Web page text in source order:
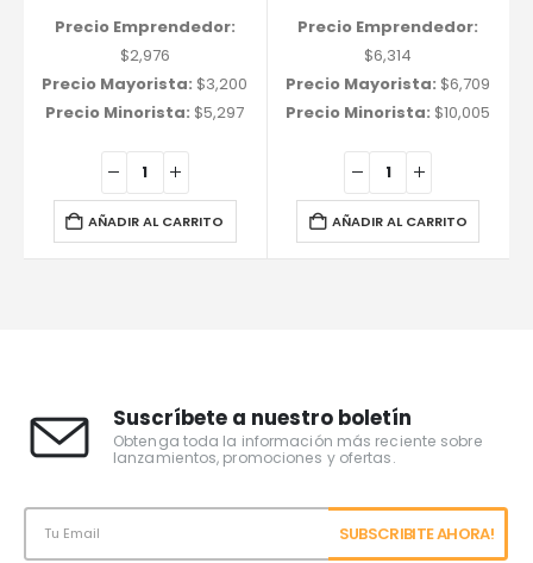
Precio Emprendedor:
$2,976
Precio Mayorista: $3,200
Precio Minorista: $5,297
AÑADIR AL CARRITO
Precio Emprendedor:
$6,314
Precio Mayorista: $6,709
Precio Minorista: $10,005
AÑADIR AL CARRITO
Suscríbete a nuestro boletín
Obtenga toda la información más reciente sobre
lanzamientos, promociones y ofertas.